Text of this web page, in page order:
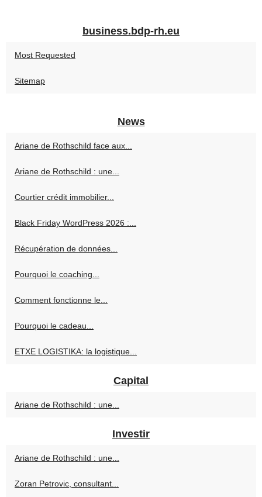
business.bdp-rh.eu
Most Requested
Sitemap
News
Ariane de Rothschild face aux...
Ariane de Rothschild : une...
Courtier crédit immobilier...
Black Friday WordPress 2026 :...
Récupération de données...
Pourquoi le coaching...
Comment fonctionne le...
Pourquoi le cadeau...
ETXE LOGISTIKA: la logistique...
Capital
Ariane de Rothschild : une...
Investir
Ariane de Rothschild : une...
Zoran Petrovic, consultant...